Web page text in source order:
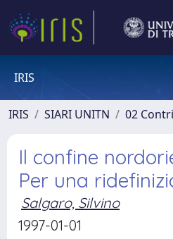
IRIS
IRIS SIARI UNITN 02
Il confine
Per una
Salgaro, Silvino
1997-01-01